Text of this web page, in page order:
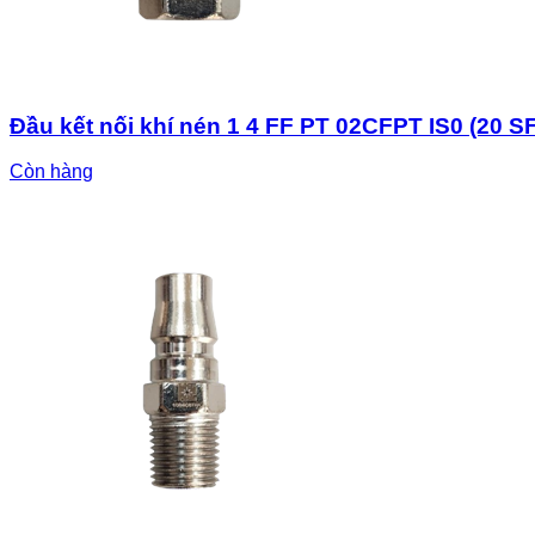
Đầu kết nối khí nén 1 4 FF PT 02CFPT IS0 (20
Còn hàng